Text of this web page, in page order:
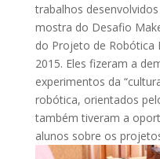
trabalhos
mostra do Desafio
do Projeto de Robótica
2015. Eles fizeram a
experimentos da
robótica, orientados
também tiveram a
alunos sobre os